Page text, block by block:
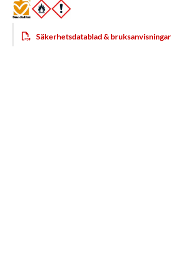
Säkerhetsdatablad & bruksanvisningar